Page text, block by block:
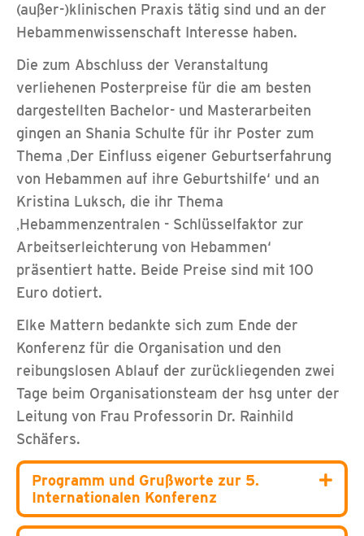
(außer-)klinischen Praxis tätig sind und an der
Hebammenwissenschaft Interesse haben.
Die zum Abschluss der Veranstaltung
verliehenen Posterpreise für die am besten
dargestellten Bachelor- und Masterarbeiten
gingen an Shania Schulte für ihr Poster zum
Thema ‚Der Einfluss eigener Geburtserfahrung
von Hebammen auf ihre Geburtshilfe‘ und an
Kristina Luksch, die ihr Thema
‚Hebammenzentralen - Schlüsselfaktor zur
Arbeitserleichterung von Hebammen‘
präsentiert hatte. Beide Preise sind mit 100
Euro dotiert.
Elke Mattern bedankte sich zum Ende der
Konferenz für die Organisation und den
reibungslosen Ablauf der zurückliegenden zwei
Tage beim Organisationsteam der hsg unter der
Leitung von Frau Professorin Dr. Rainhild
Schäfers.
Programm und Grußworte zur 5.
Internationalen Konferenz